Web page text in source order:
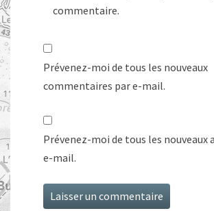
commentaire.
Prévenez-moi de tous les nouveaux
commentaires par e-mail.
Prévenez-moi de tous les nouveaux
e-mail.